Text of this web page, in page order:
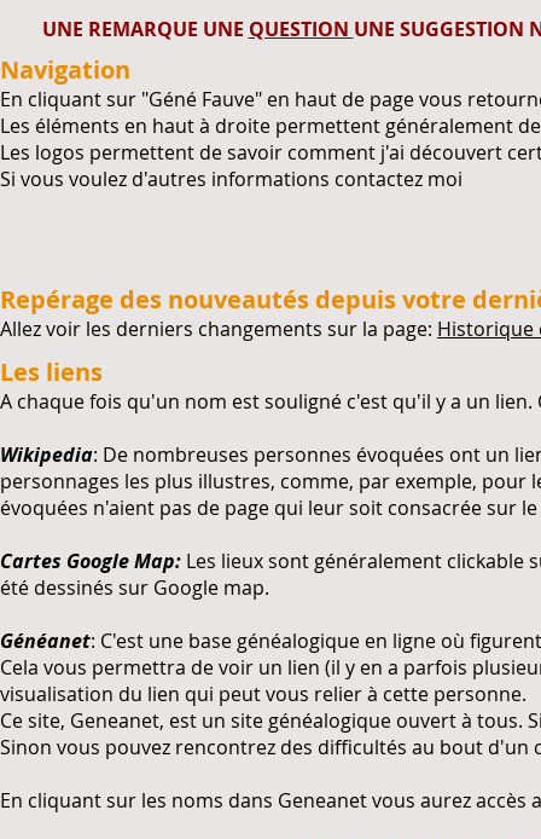
UNE REMARQUE UNE QUESTION UNE SUGGESTION
Navigation
En cliquant sur "Géné Fauve" en haut de page vous
Les éléments en haut à droite permettent généralement
Les logos permettent de savoir comment j'ai découvert
Si vous voulez d'autres informations contactez moi
Repérage des nouveautés depuis votre
Allez voir les derniers changements sur la page: Historique
Les liens
A chaque fois qu'un nom est souligné c'est qu'il y a un lien.
Wikipedia: De nombreuses personnes évoquées ont un
personnages les plus illustres, comme, par exemple,
évoquées n'aient pas de page qui leur soit consacrée sur
Cartes Google Map: Les lieux sont généralement
été dessinés sur Google map.
Généanet: C'est une base généalogique en ligne où
Cela vous permettra de voir un lien (il y en a parfois
visualisation du lien qui peut vous relier à cette personne.
Ce site, Geneanet, est un site généalogique ouvert à
Sinon vous pouvez rencontrez des difficultés au bout
En cliquant sur les noms dans Geneanet vous aurez accès